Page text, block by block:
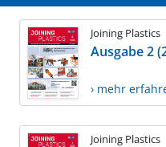
Joining Plastics
Ausgabe 2
› mehr
Joining Plastics